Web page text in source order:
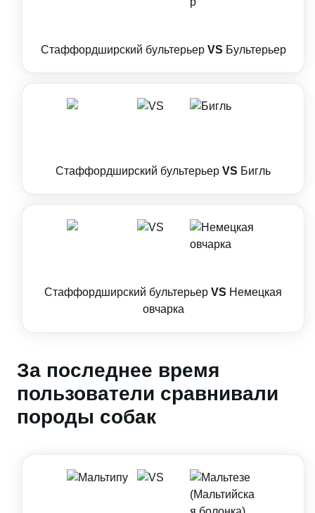
Стаффордширский бультерьер VS Бультерьер
Стаффордширский бультерьер VS Бигль
Стаффордширский бультерьер VS Немецкая
овчарка
За последнее время
пользователи сравнивали
породы собак